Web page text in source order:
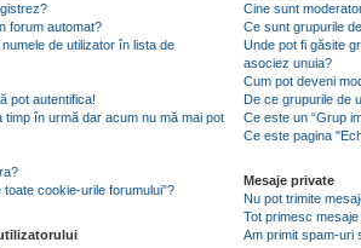
forum automat?
de utilizator în lista de
pot autentifica!
în urmă dar acum nu mă mai pot
cookie-urile forumului”?
Cine sunt
Ce sunt grupurile
Unde pot fi găsite
asociez unuia?
Cum pot deveni
De ce grupurile de
Ce este un “Grup
Ce este pagina
Mesaje private
Nu pot trimite
Tot primesc
Am primit spam-uri